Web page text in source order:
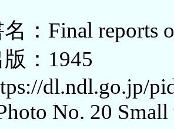
：Final reports
：1945
dl.ndl.go.jp/
No. 20